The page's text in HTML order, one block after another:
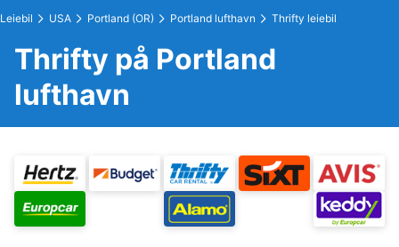
Leiebil USA Portland (OR) Portland lufthavn Thrifty leiebil
Thrifty på Portland
lufthavn